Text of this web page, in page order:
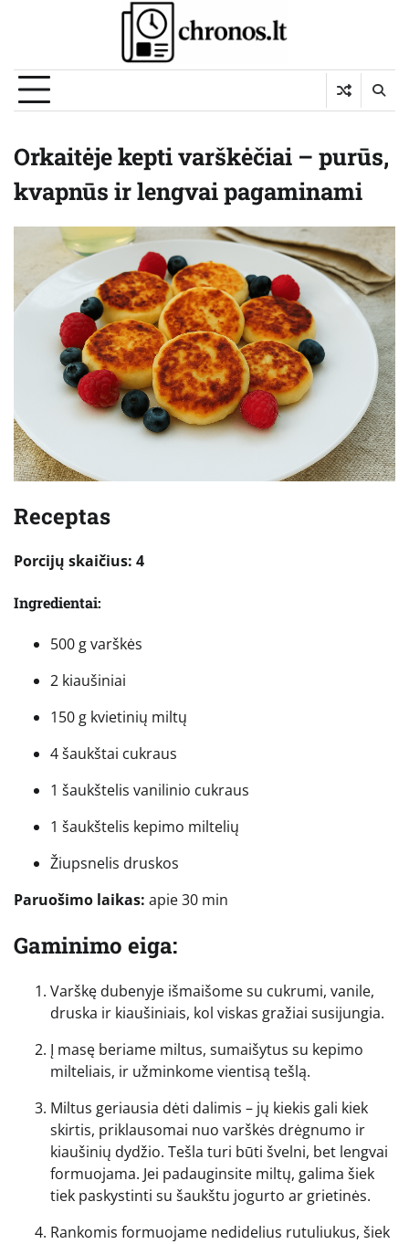
Orkaitėje kepti varškėčiai – purūs,
kvapnūs ir lengvai pagaminami
Receptas
Porcijų skaičius: 4
Ingredientai:
500 g varškės
2 kiaušiniai
150 g kvietinių miltų
4 šaukštai cukraus
1 šaukštelis vanilinio cukraus
1 šaukštelis kepimo miltelių
Žiupsnelis druskos
Paruošimo laikas: apie 30 min
Gaminimo eiga:
Varškę dubenyje išmaišome su cukrumi, vanile,
druska ir kiaušiniais, kol viskas gražiai susijungia.
Į masę beriame miltus, sumaišytus su kepimo
milteliais, ir užminkome vientisą tešlą.
Miltus geriausia dėti dalimis – jų kiekis gali kiek
skirtis, priklausomai nuo varškės drėgnumo ir
kiaušinių dydžio. Tešla turi būti švelni, bet lengvai
formuojama. Jei padauginsite miltų, galima šiek
tiek paskystinti su šaukštu jogurto ar grietinės.
Rankomis formuojame nedidelius rutuliukus, šiek